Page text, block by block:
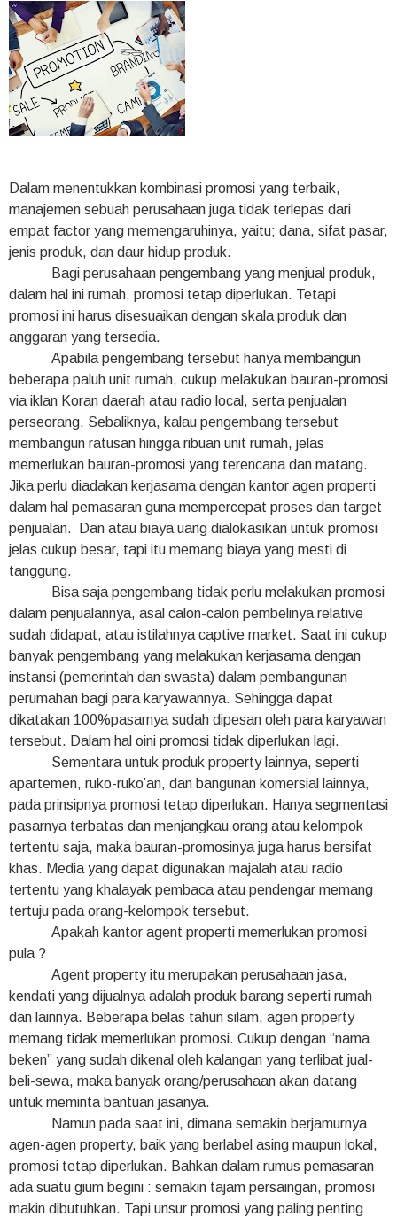
Dalam menentukkan kombinasi promosi yang terbaik,
manajemen sebuah perusahaan juga tidak terlepas dari
empat factor yang memengaruhinya, yaitu; dana, sifat pasar,
jenis produk, dan daur hidup produk.
Bagi perusahaan pengembang yang menjual produk,
dalam hal ini rumah, promosi tetap diperlukan. Tetapi
promosi ini harus disesuaikan dengan skala produk dan
anggaran yang tersedia.
Apabila pengembang tersebut hanya membangun
beberapa paluh unit rumah, cukup melakukan bauran-promosi
via iklan Koran daerah atau radio local, serta penjualan
perseorang. Sebaliknya, kalau pengembang tersebut
membangun ratusan hingga ribuan unit rumah, jelas
memerlukan bauran-promosi yang terencana dan matang.
Jika perlu diadakan kerjasama dengan kantor agen properti
dalam hal pemasaran guna mempercepat proses dan target
penjualan. Dan atau biaya uang dialokasikan untuk promosi
jelas cukup besar, tapi itu memang biaya yang mesti di
tanggung.
Bisa saja pengembang tidak perlu melakukan promosi
dalam penjualannya, asal calon-calon pembelinya relative
sudah didapat, atau istilahnya captive market. Saat ini cukup
banyak pengembang yang melakukan kerjasama dengan
instansi (pemerintah dan swasta) dalam pembangunan
perumahan bagi para karyawannya. Sehingga dapat
dikatakan 100%pasarnya sudah dipesan oleh para karyawan
tersebut. Dalam hal oini promosi tidak diperlukan lagi.
Sementara untuk produk property lainnya, seperti
apartemen, ruko-ruko’an, dan bangunan komersial lainnya,
pada prinsipnya promosi tetap diperlukan. Hanya segmentasi
pasarnya terbatas dan menjangkau orang atau kelompok
tertentu saja, maka bauran-promosinya juga harus bersifat
khas. Media yang dapat digunakan majalah atau radio
tertentu yang khalayak pembaca atau pendengar memang
tertuju pada orang-kelompok tersebut.
Apakah kantor agent properti memerlukan promosi
pula ?
Agent property itu merupakan perusahaan jasa,
kendati yang dijualnya adalah produk barang seperti rumah
dan lainnya. Beberapa belas tahun silam, agen property
memang tidak memerlukan promosi. Cukup dengan “nama
beken” yang sudah dikenal oleh kalangan yang terlibat jual-
beli-sewa, maka banyak orang/perusahaan akan datang
untuk meminta bantuan jasanya.
Namun pada saat ini, dimana semakin berjamurnya
agen-agen property, baik yang berlabel asing maupun lokal,
promosi tetap diperlukan. Bahkan dalam rumus pemasaran
ada suatu gium begini : semakin tajam persaingan, promosi
makin dibutuhkan. Tapi unsur promosi yang paling penting